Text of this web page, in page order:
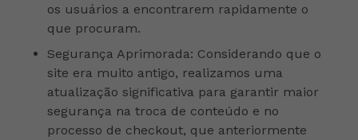
os usuários a encontrarem rapidamente o
que procuram.
Segurança Aprimorada: Considerando que o
site era muito antigo, realizamos uma
atualização significativa para garantir maior
segurança na troca de conteúdo e no
processo de checkout, que anteriormente